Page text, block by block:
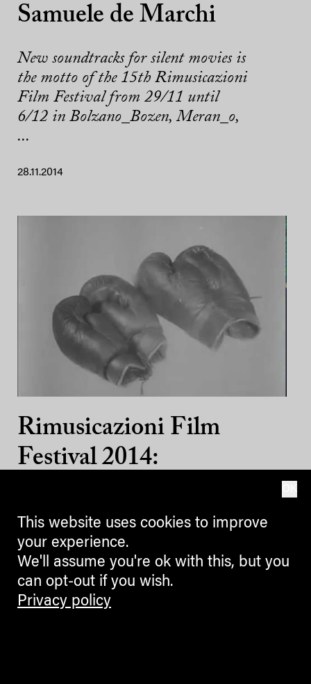
Samuele de Marchi
New soundtracks for silent movies is
the motto of the 15th Rimusicazioni
Film Festival from 29/11 until
6/12 in Bolzano_Bozen, Meran_o,
...
28.11.2014
Rimusicazioni Film
Festival 2014:
Federico Missio
New soundtracks for silent movies is
the motto of the 15th Rimusicazioni
Film Festival from 29/11 until
This website uses cookies to improve
your experience.
We'll assume you're ok with this, but you
can opt-out if you wish.
Privacy policy